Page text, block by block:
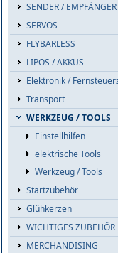
SENDER / EMPFÄNGER
SERVOS
FLYBARLESS
LIPOS / AKKUS
Elektronik /
Transport
WERKZEUG / TOOLS
Einstellhilfen
elektrische Tools
Werkzeug / Tools
Startzubehör
Glühkerzen
WICHTIGES ZUBEHÖR
MERCHANDISING